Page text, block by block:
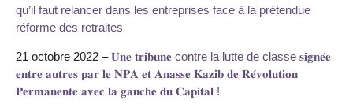
qu’il faut relancer dans les entreprises face à la prétendue
réforme des retraites
21 octobre 2022 –𝐔𝐧𝐞 𝐭𝐫𝐢𝐛𝐮𝐧𝐞 contre la lutte de classe 𝐬𝐢𝐠𝐧𝐞́𝐞
𝐞𝐧𝐭𝐫𝐞 𝐚𝐮𝐭𝐫𝐞𝐬 𝐩𝐚𝐫 𝐥𝐞 𝐍𝐏𝐀 𝐞𝐭 𝐀𝐧𝐚𝐬𝐬𝐞 𝐊𝐚𝐳𝐢𝐛 𝐝𝐞 𝐑𝐞́𝐯𝐨𝐥𝐮𝐭𝐢𝐨𝐧
𝐏𝐞𝐫𝐦𝐚𝐧𝐞𝐧𝐭𝐞 𝐚𝐯𝐞𝐜 𝐥𝐚 𝐠𝐚𝐮𝐜𝐡𝐞 𝐝𝐮 𝐂𝐚𝐩𝐢𝐭𝐚𝐥 !